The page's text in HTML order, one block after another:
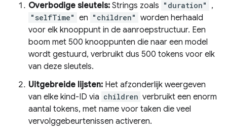
Overbodige sleutels: Strings zoals "duration" ,
"selfTime" en "children" worden herhaald
voor elk knooppunt in de aanroepstructuur. Een
boom met 500 knooppunten die naar een model
wordt gestuurd, verbruikt dus 500 tokens voor elk
van deze sleutels.
Uitgebreide lijsten: Het afzonderlijk weergeven
van elke kind-ID via children verbruikt een enorm
aantal tokens, met name voor taken die veel
vervolggebeurtenissen activeren.